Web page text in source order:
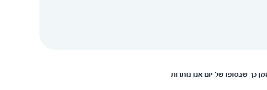
כך שבסופו של יום אנו נותרות